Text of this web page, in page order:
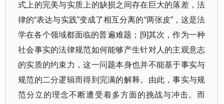
式上的完美与实质上的缺损之间存在巨大的落差，法
律的“表达与实践”变成了相互分离的“两张皮”，这是法
学在各个领域都面临的普遍难题； [9]其次，作为一种
社会事实的法律规范如何能够产生针对人的主观意志
的实质的约束力，这一问题本身也并不能基于事实与
规范的二分逻辑而得到完满的解释。由此，事实与规
范分立的理念不断遭受着多方面的挑战与冲击。而